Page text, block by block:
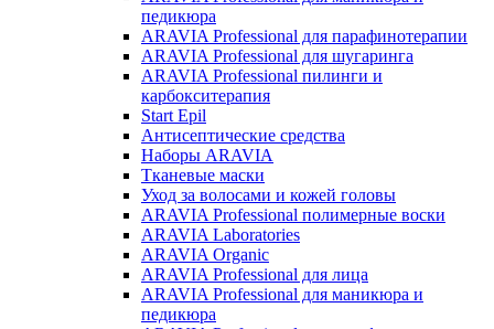
педикюра
ARAVIA Professional для парафинотерапии
ARAVIA Professional для шугаринга
ARAVIA Professional пилинги и
карбокситерапия
Start Epil
Антисептические средства
Наборы ARAVIA
Тканевые маски
Уход за волосами и кожей головы
ARAVIA Professional полимерные воски
ARAVIA Laboratories
ARAVIA Organic
ARAVIA Professional для лица
ARAVIA Professional для маникюра и
педикюра